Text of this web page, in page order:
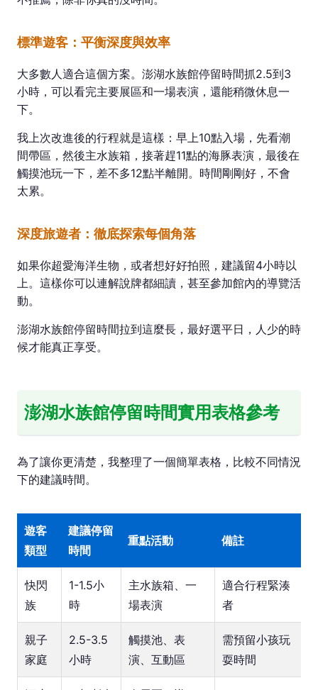
標準遊客：平衡深度與效率
大多數人適合這個方案。澎湖水族館停留時間抓2.5到3
小時，可以看完主要展區和一場表演，還能稍微休息一
下。
我上次改進後的行程就是這樣：早上10點入場，先看潮
間帶區，然後主水族箱，接著趕11點的海豚表演，最後在
觸摸池玩一下，差不多12點半離開。時間剛剛好，不會
太累。
深度旅遊者：徹底探索每個角落
如果你超愛海洋生物，或者想好好拍照，建議留4小時以
上。這樣你可以連解說牌都細讀，甚至參加館內的導覽活
動。
澎湖水族館停留時間拉到這麼長，最好選平日，人少的時
候才能真正享受。
澎湖水族館停留時間實用表格參考
為了讓你更清楚，我整理了一個簡單表格，比較不同情況
下的建議時間。
遊客
類型
建議停留
時間
重點活動 備註
快閃
族
1-1.5小
時
主水族箱、一
場表演
適合行程緊湊
者
親子
家庭
2.5-3.5
小時
觸摸池、表
演、互動區
需預留小孩玩
耍時間